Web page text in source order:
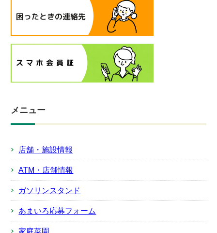
メニュー
店舗・施設情報
ATM・店舗情報
ガソリンスタンド
あまいろ応募フォーム
家庭菜園